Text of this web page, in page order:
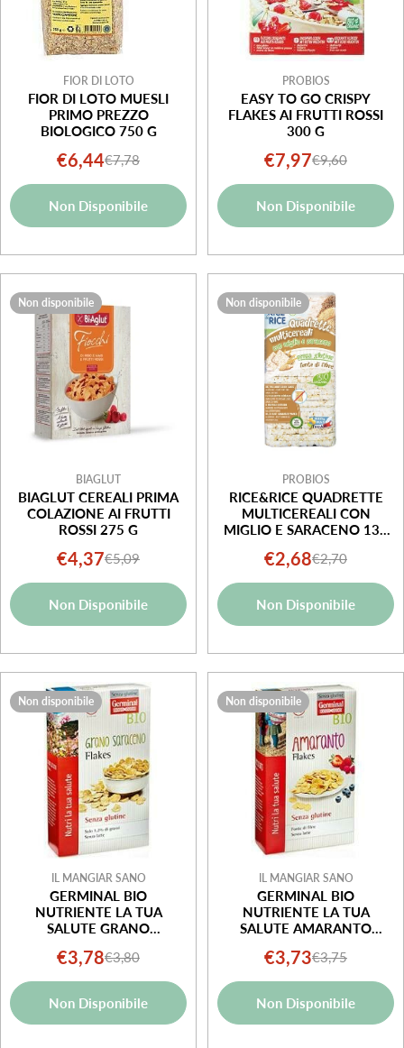
FIOR DI LOTO
FIOR DI LOTO MUESLI
PRIMO PREZZO
BIOLOGICO 750 G
Prezzo
di
vendita
€6,44Prezzo
normale
€7,78
Non Disponibile
PROBIOS
EASY TO GO CRISPY
FLAKES AI FRUTTI ROSSI
300 G
Prezzo
di
vendita
€7,97Prezzo
normale
€9,60
Non Disponibile
Non disponibile
BIAGLUT
BIAGLUT CEREALI PRIMA
COLAZIONE AI FRUTTI
ROSSI 275 G
Prezzo
di
vendita
€4,37Prezzo
normale
€5,09
Non Disponibile
Non disponibile
PROBIOS
RICE&RICE QUADRETTE
MULTICEREALI CON
MIGLIO E SARACENO 130
Prezzo
di
vendita
€2,68Prezzo
normale
€2,70
Non Disponibile
Non disponibile
IL MANGIAR SANO
GERMINAL BIO
NUTRIENTE LA TUA
SALUTE GRANO
Prezzo
di
vendita
€3,78Prezzo
normale
€3,80
Non Disponibile
Non disponibile
IL MANGIAR SANO
GERMINAL BIO
NUTRIENTE LA TUA
SALUTE AMARANTO
Prezzo
di
vendita
€3,73Prezzo
normale
€3,75
Non Disponibile